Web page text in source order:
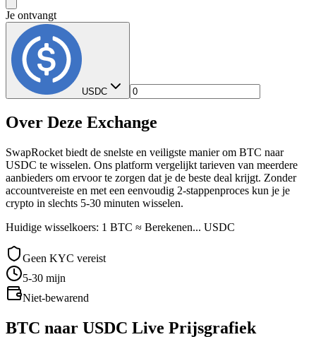
Je ontvangt
USDC
Over Deze Exchange
SwapRocket biedt de snelste en veiligste manier om BTC naar
USDC te wisselen. Ons platform vergelijkt tarieven van meerdere
aanbieders om ervoor te zorgen dat je de beste deal krijgt. Zonder
accountvereiste en met een eenvoudig 2-stappenproces kun je je
crypto in slechts 5-30 minuten wisselen.
Huidige wisselkoers: 1 BTC ≈ Berekenen... USDC
Geen KYC vereist
5-30 mijn
Niet-bewarend
BTC naar USDC Live Prijsgrafiek